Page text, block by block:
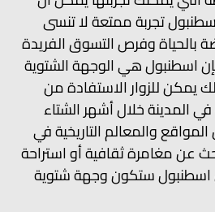
تجربة ممتعة لا تنسى
بالحياة وفرص التسوق الفريدة
اسطنبول هي الوجهة الشتوية
يمكن للزوار الاستفادة من
في المدينة خلال أشهر الشتاء
والمعالم التاريخية في
عن مغامرة ثقافية أو استراحة
اسطنبول ستكون وجهة شتوية